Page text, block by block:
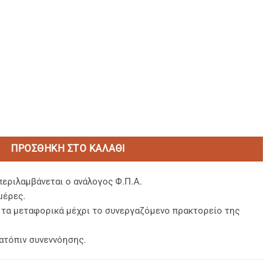
ΠΡΟΣΘΉΚΗ ΣΤΟ ΚΑΛΆΘΙ
ο ανάλογος Φ.Π.Α.
μεταφορικά μέχρι το συνεργαζόμενο πρακτορείο της
συνεννόησης.